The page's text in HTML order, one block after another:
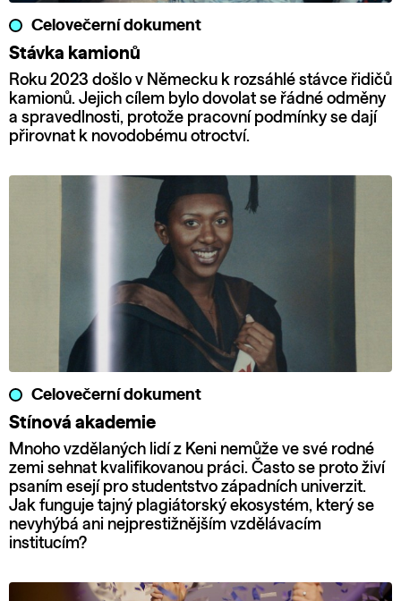
Celovečerní dokument
Stávka kamionů
Roku 2023 došlo v Německu k rozsáhlé stávce řidičů
kamionů. Jejich cílem bylo dovolat se řádné odměny
a spravedlnosti, protože pracovní podmínky se dají
přirovnat k novodobému otroctví.
Celovečerní dokument
Stínová akademie
Mnoho vzdělaných lidí z Keni nemůže ve své rodné
zemi sehnat kvalifikovanou práci. Často se proto živí
psaním esejí pro studentstvo západních univerzit.
Jak funguje tajný plagiátorský ekosystém, který se
nevyhýbá ani nejprestižnějším vzdělávacím
institucím?